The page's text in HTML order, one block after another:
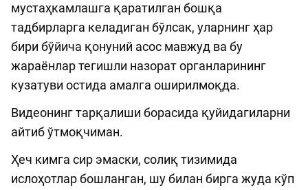
мустаҳкамлашга қаратилган бошқа
тадбирларга келадиган бўлсак, уларнинг ҳар
бири бўйича қонуний асос мавжуд ва бу
жараёнлар тегишли назорат органларининг
кузатуви остида амалга оширилмоқда.
Видеонинг тарқалиши борасида қуйидагиларни
айтиб ўтмоқчиман.
Ҳеч кимга сир эмаски, солиқ тизимида
ислоҳотлар бошланган, шу билан бирга жуда кўп